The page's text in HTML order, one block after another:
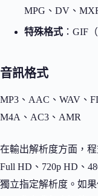
MPG、DV、
特殊格式 ：GIF
音訊格式
MP3、AAC、WAV、
M4A、AC3、AMR
在輸出解析度方面，程
Full HD、720p HD、
獨立指定解析度。如